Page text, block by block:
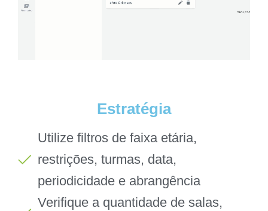
Estratégia
Utilize filtros de faixa etária,
restrições, turmas, data,
periodicidade e abrangência
Verifique a quantidade de salas,